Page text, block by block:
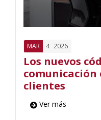
MAR 4 2026
Los nuevos
comunicación
clientes
Ver más